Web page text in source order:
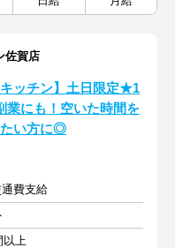
佐賀店
キッチン】土日限定★1
業にも！空いた時間を
い方に◎
費支給
以上